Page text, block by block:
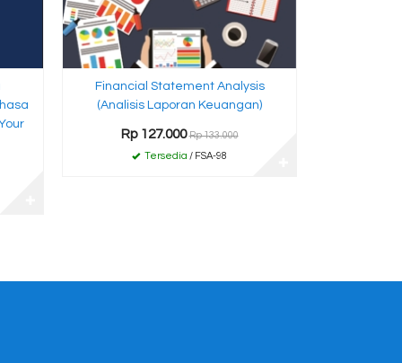
Financial Statement Analysis
(Analisis Laporan Keuangan)
Rp 127.000 Rp 133.000
Tersedia / FSA-98